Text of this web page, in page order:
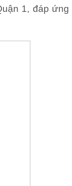
1, đáp ứng